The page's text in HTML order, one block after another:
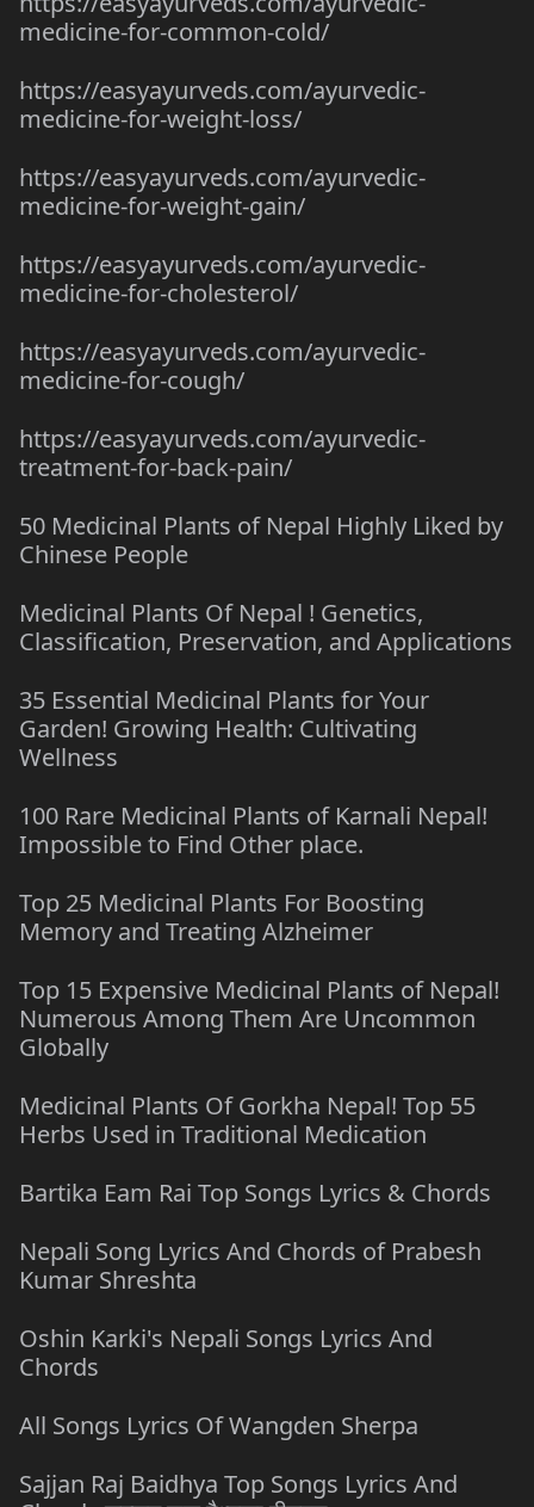
medicine-for-common-cold/
https://easyayurveds.com/ayurvedic-
medicine-for-weight-loss/
https://easyayurveds.com/ayurvedic-
medicine-for-weight-gain/
https://easyayurveds.com/ayurvedic-
medicine-for-cholesterol/
https://easyayurveds.com/ayurvedic-
medicine-for-cough/
https://easyayurveds.com/ayurvedic-
treatment-for-back-pain/
50 Medicinal Plants of Nepal Highly Liked by
Chinese People
Medicinal Plants Of Nepal ! Genetics,
Classification, Preservation, and Applications
35 Essential Medicinal Plants for Your
Garden! Growing Health: Cultivating
Wellness
100 Rare Medicinal Plants of Karnali Nepal!
Impossible to Find Other place.
Top 25 Medicinal Plants For Boosting
Memory and Treating Alzheimer
Top 15 Expensive Medicinal Plants of Nepal!
Numerous Among Them Are Uncommon
Globally
Medicinal Plants Of Gorkha Nepal! Top 55
Herbs Used in Traditional Medication
Bartika Eam Rai Top Songs Lyrics & Chords
Nepali Song Lyrics And Chords of Prabesh
Kumar Shreshta
Oshin Karki's Nepali Songs Lyrics And
Chords
All Songs Lyrics Of Wangden Sherpa
Sajjan Raj Baidhya Top Songs Lyrics And